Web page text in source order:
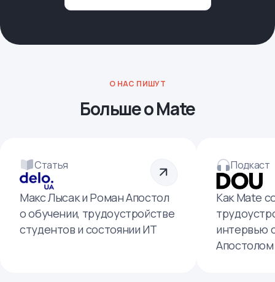
О НАС ПИШУТ
Больше о Mate
Статья
Макс Лысак и Роман Апостол
о обучении, трудоустройстве
студентов и состоянии ИТ
Подкаст
Как Mate
интервью
Апостолом